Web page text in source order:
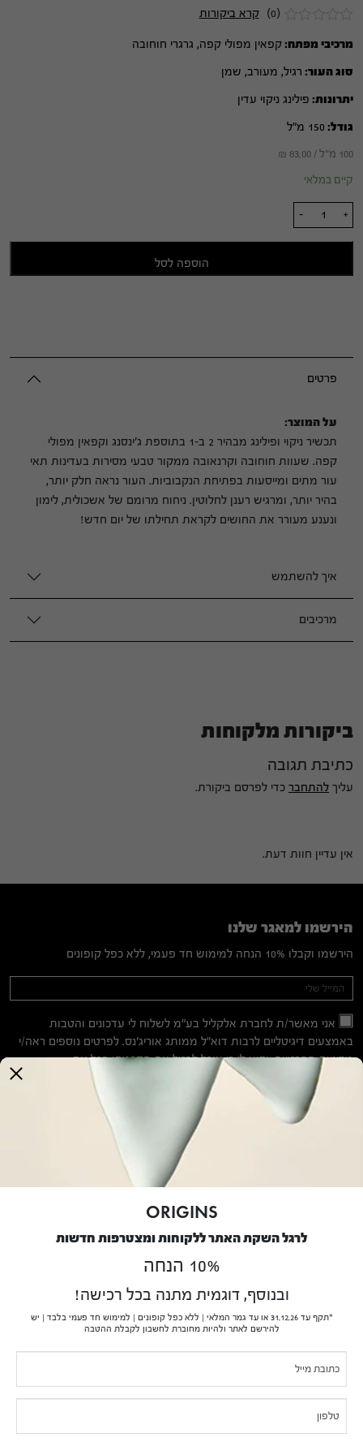
(0) קרא ביקורות
מרכיבי מפתח: קפאין מפולי קפה, גרגרי חוחובה
סוג העור: רגיל, מעורב, שמן
יתרונות: פילינג ניקוי עדין
גודל: 150 מ"ל
100 מ"ל / ₪ 83.00
קיים במלאי
כמות
של
+
-
הוספה לסל
פרטים
על המוצר:
תכשיר ניקוי ופילינג מבהיר 2 ב-1 בתוספת ג'ינסנג וקפאין מפולי
קפה. שעוות חוחובה וקרנאובה ממקור טבעי מסירות בעדינות תאי
עור מתים ומייסעות בפתיחת הנקבוביות. העור נראה חלק יותר,
בהיר יותר, ומרגיש רענן לחלוטין. ניחוח מרומם של אשכולית, לימון
ונענע מעורר את החושים לקראת תחילתו של יום חדש!
איך להשתמש
מרכיבים
ביקורות מלקוחות
כתיבת תגובה
עליך להתחבר כדי לפרסם ביקורת.
אין עדיין חוות דעת.
הירשמו למאגר שלנו
הירשמו וקבלו 10% הנחה למימוש חד פעמי, ללא כפל קופונים
Mailing
List
אני מאשר/ת לחברת אלקליל בע"מ לשלוח לי עדכונים והטבות
באמצעים דיגיטליים לרבות דוא"ל ממותג אוריג'נס. לפרטים נוספים ראה/י
מדיניות הפרטיות. ידוע לי כי אוכל לבטל את הסכמתי בכל עת.
If you
are
human,
leave
שירות לקוחות
שירות לקוחות בנושא משלוחים והחזרות
תעודת כשרות לפסח 2026
צריכים עזרה?
ORIGINS
לרגל השקת האתר ללקוחות ומצטרפות חדשות
10% הנחה
ובנוסף, דוגמית מתנה בכל רכישה!
*תקף עד 31.12.26 או עד גמר המלאי | ללא כפל קופונים | למימוש חד פעמי בלבד | יש
להירשם לאתר ולהיות מחוברת לחשבון לקבלת ההטבה
Pop-
Up
human,
leave
this